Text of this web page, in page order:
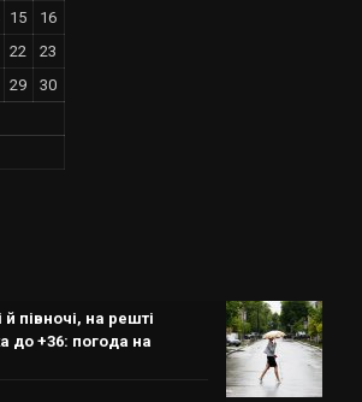
15
16
22
23
29
30
півночі, на решті
до +36: погода на